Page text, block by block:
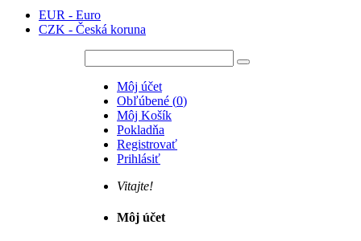
EUR - Euro
CZK - Česká koruna
Môj účet
Obľúbené (0)
Môj Košík
Pokladňa
Registrovať
Prihlásiť
Vitajte!
Môj účet